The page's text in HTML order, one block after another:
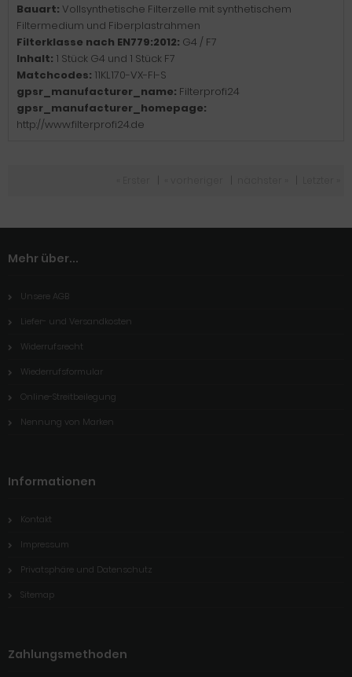
Bauart: Vollsynthetische Filterzelle mit synthetischem
Filtermedium und Fiberplastrahmen
Filterklasse nach EN779:2012: G4 / F7
Inhalt: 1 Stück G4 und 1 Stück F7
Matchcodes: 11KL170-VX-FI-S
gpsr_manufacturer_name: Filterprofi24
gpsr_manufacturer_homepage:
http://www.filterprofi24.de
Mehr über...
Unsere AGB
Liefer- und Versandkosten
Widerrufsrecht
Wiederrufsformular
Online-Streitbeilegung
Nennung von Marken
Informationen
Kontakt
Impressum
Privatsphäre und Datenschutz
Sitemap
Zahlungsmethoden